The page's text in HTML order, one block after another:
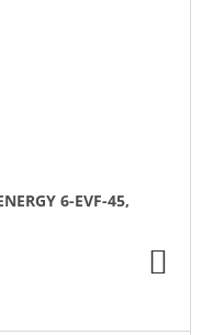
6-EVF-45,